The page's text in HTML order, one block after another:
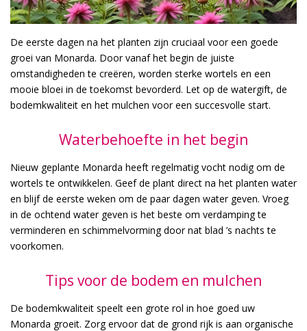
De eerste dagen na het planten zijn cruciaal voor een goede
groei van Monarda. Door vanaf het begin de juiste
omstandigheden te creëren, worden sterke wortels en een
mooie bloei in de toekomst bevorderd. Let op de watergift, de
bodemkwaliteit en het mulchen voor een succesvolle start.
Waterbehoefte in het begin
Nieuw geplante Monarda heeft regelmatig vocht nodig om de
wortels te ontwikkelen. Geef de plant direct na het planten water
en blijf de eerste weken om de paar dagen water geven. Vroeg
in de ochtend water geven is het beste om verdamping te
verminderen en schimmelvorming door nat blad ’s nachts te
voorkomen.
Tips voor de bodem en mulchen
De bodemkwaliteit speelt een grote rol in hoe goed uw
Monarda groeit. Zorg ervoor dat de grond rijk is aan organische